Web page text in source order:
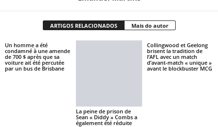
ARTIGOS RELACIONADOS Mais do autor
Un homme a été
condamné à une amende
de 700 $ après que sa
voiture ait été percutée
par un bus de Brisbane
La peine de prison de
Sean « Diddy » Combs a
également été réduite
Collingwood et Geelong
brisent la tradition de
l’AFL avec un match
d’avant-match « unique »
avant le blockbuster MCG